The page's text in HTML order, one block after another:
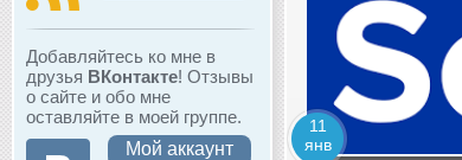
Добавляйтесь ко мне в
друзья ВКонтакте! Отзывы
о сайте и обо мне
оставляйте в моей группе.
Мой аккаунт
11
янв